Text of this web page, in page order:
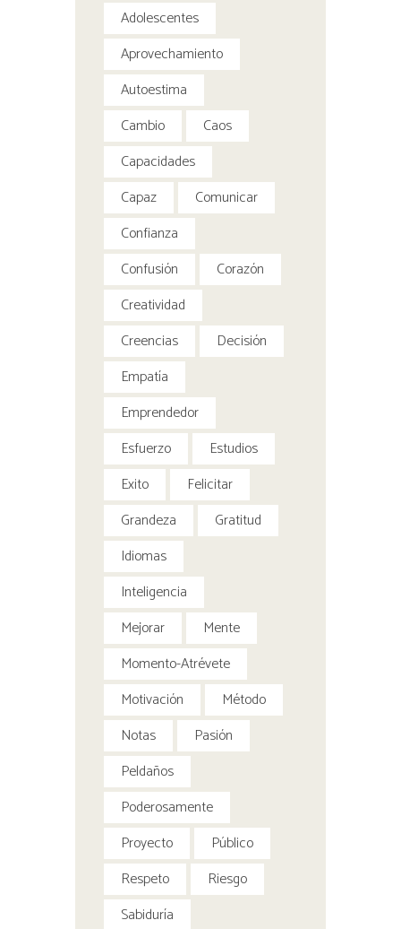
Adolescentes
Aprovechamiento
Autoestima
Cambio
Caos
Capacidades
Capaz
Comunicar
Confianza
Confusión
Corazón
Creatividad
Creencias
Decisión
Empatía
Emprendedor
Esfuerzo
Estudios
Exito
Felicitar
Grandeza
Gratitud
Idiomas
Inteligencia
Mejorar
Mente
Momento-Atrévete
Motivación
Método
Notas
Pasión
Peldaños
Poderosamente
Proyecto
Público
Respeto
Riesgo
Sabiduría